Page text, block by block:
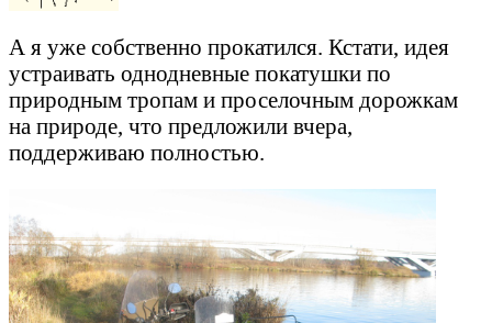
А я уже собственно прокатился. Кстати, идея
устраивать однодневные покатушки по
природным тропам и проселочным дорожкам
на природе, что предложили вчера,
поддерживаю полностью.